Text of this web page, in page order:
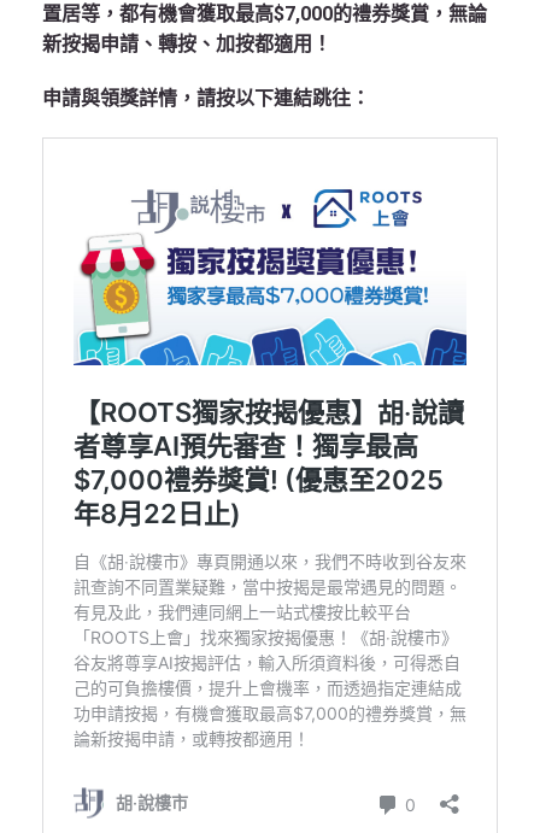
置居等，都有機會獲取最高$7,000的禮券獎賞，無論
新按揭申請、轉按、加按都適用！
申請與領獎詳情，請按以下連結跳往：